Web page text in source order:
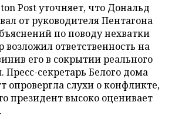
Post уточняет, что Дональд
от руководителя Пентагона
по поводу нехватки
ответственность на
его в сокрытии реального
секретарь Белого дома
опровергла слухи о конфликте,
президент высоко оценивает